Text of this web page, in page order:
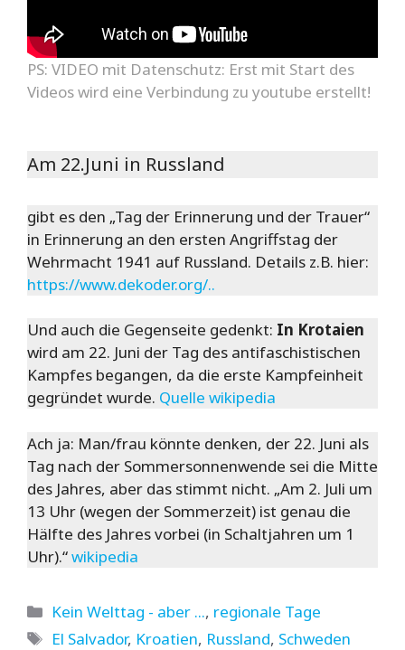
PS: VIDEO mit Datenschutz: Erst mit Start des
Videos wird eine Verbindung zu youtube erstellt!
Am 22.Juni in Russland
gibt es den „Tag der Erinnerung und der Trauer“
in Erinnerung an den ersten Angriffstag der
Wehrmacht 1941 auf Russland. Details z.B. hier:
https://www.dekoder.org/..
Und auch die Gegenseite gedenkt: In Krotaien
wird am 22. Juni der Tag des antifaschistischen
Kampfes begangen, da die erste Kampfeinheit
gegründet wurde. Quelle wikipedia
Ach ja: Man/frau könnte denken, der 22. Juni als
Tag nach der Sommersonnenwende sei die Mitte
des Jahres, aber das stimmt nicht. „Am 2. Juli um
13 Uhr (wegen der Sommerzeit) ist genau die
Hälfte des Jahres vorbei (in Schaltjahren um 1
Uhr).“wikipedia
Kategorien
Kein Welttag - aber ..., regionale Tage
Schlagwörter
El Salvador, Kroatien, Russland, Schweden